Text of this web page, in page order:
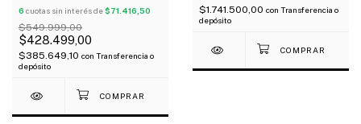
Remoto Oferta!
6 cuotas sin interés de$71.416,50
$549.999,00
$428.499,00
$385.649,10 con Transferencia o
depósito
$1.741.500,00 con Transferencia o
depósito